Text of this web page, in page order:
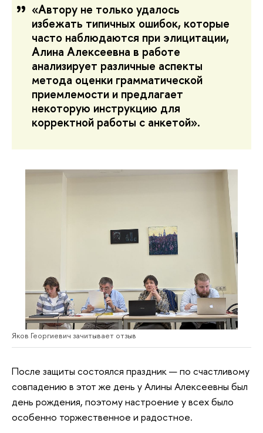
«Автору не только удалось
избежать типичных ошибок, которые
часто наблюдаются при элицитации,
Алина Алексеевна в работе
анализирует различные аспекты
метода оценки грамматической
приемлемости и предлагает
некоторую инструкцию для
корректной работы с анкетой».
Яков Георгиевич зачитывает отзыв
После защиты состоялся праздник — по счастливому
совпадению в этот же день у Алины Алексеевны был
день рождения, поэтому настроение у всех было
особенно торжественное и радостное.